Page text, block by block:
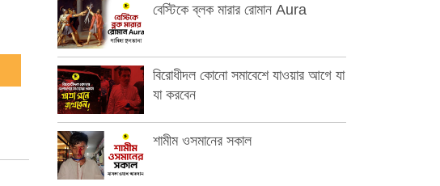
বেস্টিকে ব্লক মারার রোমান Aura
বিরোধীদল কোনো সমাবেশে যাওয়ার আগে যা
যা করবেন
শামীম ওসমানের সকাল